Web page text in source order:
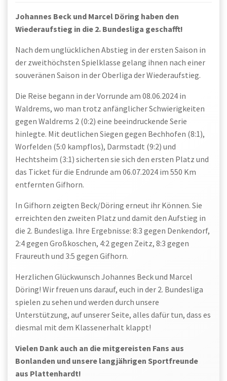
Johannes Beck und Marcel Döring haben den
Wiederaufstieg in die 2. Bundesliga geschafft!
Nach dem unglücklichen Abstieg in der ersten Saison in
der zweithöchsten Spielklasse gelang ihnen nach einer
souveränen Saison in der Oberliga der Wiederaufstieg.
Die Reise begann in der Vorrunde am 08.06.2024 in
Waldrems, wo man trotz anfänglicher Schwierigkeiten
gegen Waldrems 2 (0:2) eine beeindruckende Serie
hinlegte. Mit deutlichen Siegen gegen Bechhofen (8:1),
Worfelden (5:0 kampflos), Darmstadt (9:2) und
Hechtsheim (3:1) sicherten sie sich den ersten Platz und
das Ticket für die Endrunde am 06.07.2024 im 550 Km
entfernten Gifhorn.
In Gifhorn zeigten Beck/Döring erneut ihr Können. Sie
erreichten den zweiten Platz und damit den Aufstieg in
die 2. Bundesliga. Ihre Ergebnisse: 8:3 gegen Denkendorf,
2:4 gegen Großkoschen, 4:2 gegen Zeitz, 8:3 gegen
Fraureuth und 3:5 gegen Gifhorn.
Herzlichen Glückwunsch Johannes Beck und Marcel
Döring! Wir freuen uns darauf, euch in der 2. Bundesliga
spielen zu sehen und werden durch unsere
Unterstützung, auf unserer Seite, alles dafür tun, dass es
diesmal mit dem Klassenerhalt klappt!
Vielen Dank auch an die mitgereisten Fans aus
Bonlanden und unsere langjährigen Sportfreunde
aus Plattenhardt!